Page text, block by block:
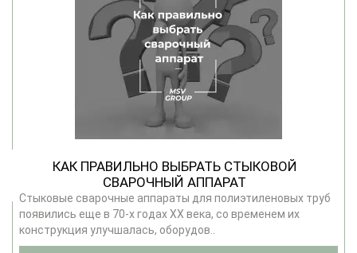
КАК ПРАВИЛЬНО ВЫБРАТЬ СТЫКОВОЙ
СВАРОЧНЫЙ АППАРАТ
Стыковые сварочные аппараты для полиэтиленовых труб
появились еще в 70-х годах ХХ века, со временем их
конструкция улучшалась, оборудов..